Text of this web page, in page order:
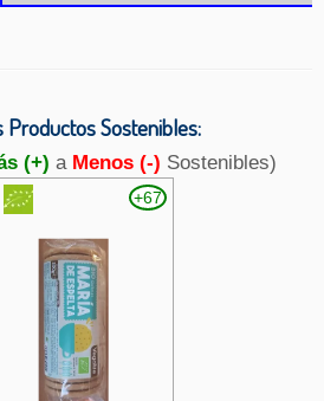
Sostenibles:
(+) a Menos (-) Sostenibles)
+67